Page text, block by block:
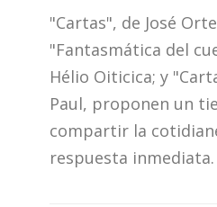
"Cartas", de José
"Fantasmática del
Hélio Oiticica; y
Paul, proponen un
compartir la
respuesta inmediata.